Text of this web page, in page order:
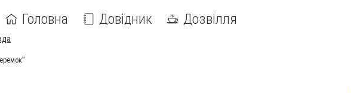
Головна Довідник Дозвілля